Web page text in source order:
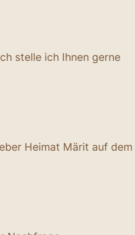
stelle ich Ihnen gerne
Heimat Märit auf dem